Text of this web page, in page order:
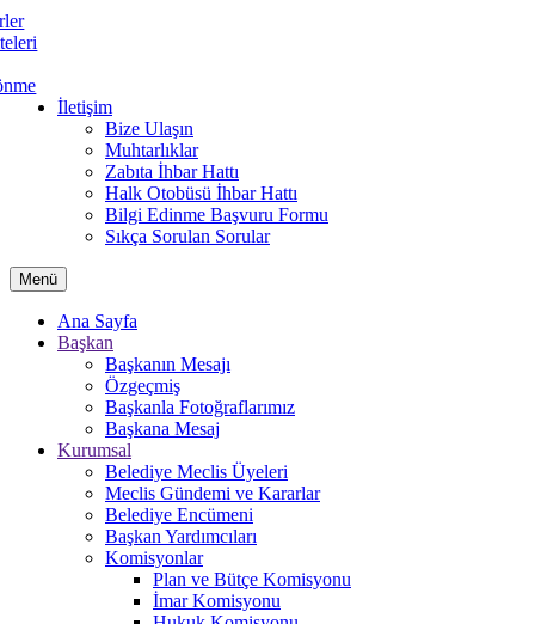
İletişim
Bize Ulaşın
Muhtarlıklar
Zabıta İhbar Hattı
Halk Otobüsü İhbar Hattı
Bilgi Edinme Başvuru Formu
Sıkça Sorulan Sorular
Menü
Ana Sayfa
Başkan
Başkanın Mesajı
Özgeçmiş
Başkanla Fotoğraflarımız
Başkana Mesaj
Kurumsal
Belediye Meclis Üyeleri
Meclis Gündemi ve Kararlar
Belediye Encümeni
Başkan Yardımcıları
Komisyonlar
Plan ve Bütçe Komisyonu
İmar Komisyonu